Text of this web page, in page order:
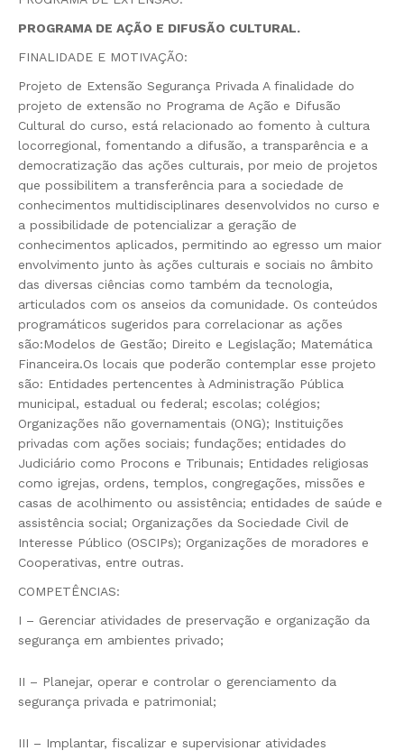
PROGRAMA DE AÇÃO E DIFUSÃO CULTURAL.
FINALIDADE E MOTIVAÇÃO:
Projeto de Extensão Segurança Privada A finalidade do
projeto de extensão no Programa de Ação e Difusão
Cultural do curso, está relacionado ao fomento à cultura
locorregional, fomentando a difusão, a transparência e a
democratização das ações culturais, por meio de projetos
que possibilitem a transferência para a sociedade de
conhecimentos multidisciplinares desenvolvidos no curso e
a possibilidade de potencializar a geração de
conhecimentos aplicados, permitindo ao egresso um maior
envolvimento junto às ações culturais e sociais no âmbito
das diversas ciências como também da tecnologia,
articulados com os anseios da comunidade. Os conteúdos
programáticos sugeridos para correlacionar as ações
são:Modelos de Gestão; Direito e Legislação; Matemática
Financeira.Os locais que poderão contemplar esse projeto
são: Entidades pertencentes à Administração Pública
municipal, estadual ou federal; escolas; colégios;
Organizações não governamentais (ONG); Instituições
privadas com ações sociais; fundações; entidades do
Judiciário como Procons e Tribunais; Entidades religiosas
como igrejas, ordens, templos, congregações, missões e
casas de acolhimento ou assistência; entidades de saúde e
assistência social; Organizações da Sociedade Civil de
Interesse Público (OSCIPs); Organizações de moradores e
Cooperativas, entre outras.
COMPETÊNCIAS:
I – Gerenciar atividades de preservação e organização da
segurança em ambientes privado;
II – Planejar, operar e controlar o gerenciamento da
segurança privada e patrimonial;
III – Implantar, fiscalizar e supervisionar atividades